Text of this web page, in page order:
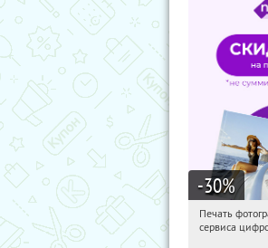
-30%
11:08:18
Печать
сервиса